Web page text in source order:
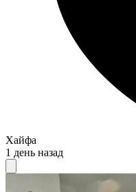
Хайфа
1 день назад